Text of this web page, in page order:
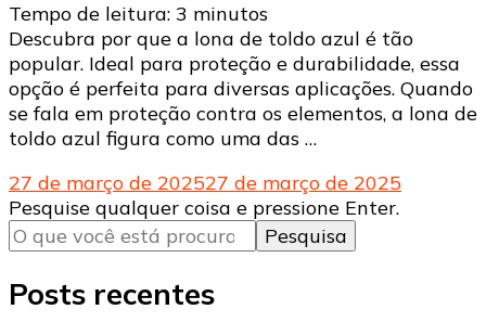
Tempo de leitura: 3 minutos
Descubra por que a lona de toldo azul é tão
popular. Ideal para proteção e durabilidade, essa
opção é perfeita para diversas aplicações. Quando
se fala em proteção contra os elementos, a lona de
toldo azul figura como uma das …
27 de março de 202527 de março de 2025
Procurando
algo?
Pesquise qualquer coisa e pressione Enter.
Posts recentes